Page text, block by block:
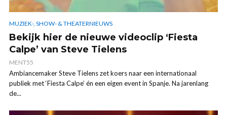
MUZIEK-, SHOW- & THEATERNIEUWS
Bekijk hier de nieuwe videoclip ‘Fiesta
Calpe’ van Steve Tielens
MENT55
Ambiancemaker Steve Tielens zet koers naar een internationaal
publiek met ‘Fiesta Calpe’ én een eigen event in Spanje. Na jarenlang
de...